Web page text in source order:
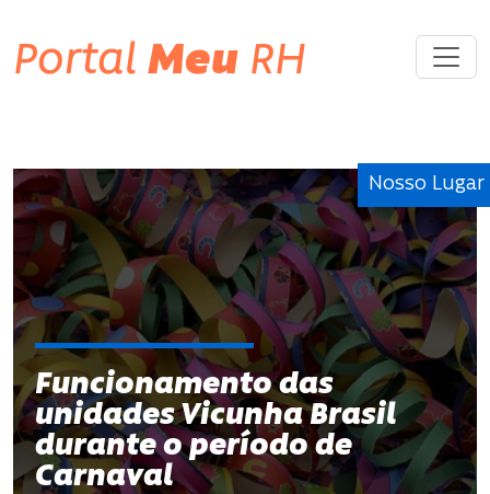
Portal Meu RH
Nosso Lugar
Funcionamento das
unidades Vicunha Brasil
durante o período de
Carnaval